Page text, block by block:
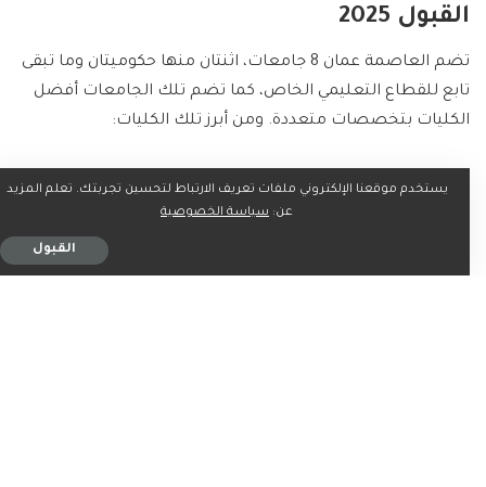
القبول 2025
تضم العاصمة عمان 8 جامعات، اثنتان منها حكوميتان وما تبقى
تابع للقطاع التعليمي الخاص، كما تضم تلك الجامعات أفضل
الكليات بتخصصات متعددة. ومن أبرز تلك الكليات:
كلية القدس.
كلية طلال أبو غزالة لإدارة الأعمال.
يستخدم موقعنا الإلكتروني ملفات تعريف الارتباط لتحسين تجربتك. تعلم المزيد
عن: سياسة الخصوصية
القبول